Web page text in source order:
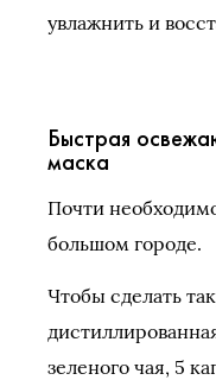
увлажнить и
Быстрая
маска
Почти
большом городе.
Чтобы сделать
зеленого чая, 5